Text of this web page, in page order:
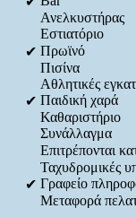
Ανελκυστήρας
Εστιατόριο
✔ Πρωϊνό
Πισίνα
Αθλητικές
✔ Παιδική χαρά
Καθαριστήριο
Συνάλλαγμα
Επιτρέπονται
Ταχυδρομικές
✔ Γραφείο
Μεταφορά